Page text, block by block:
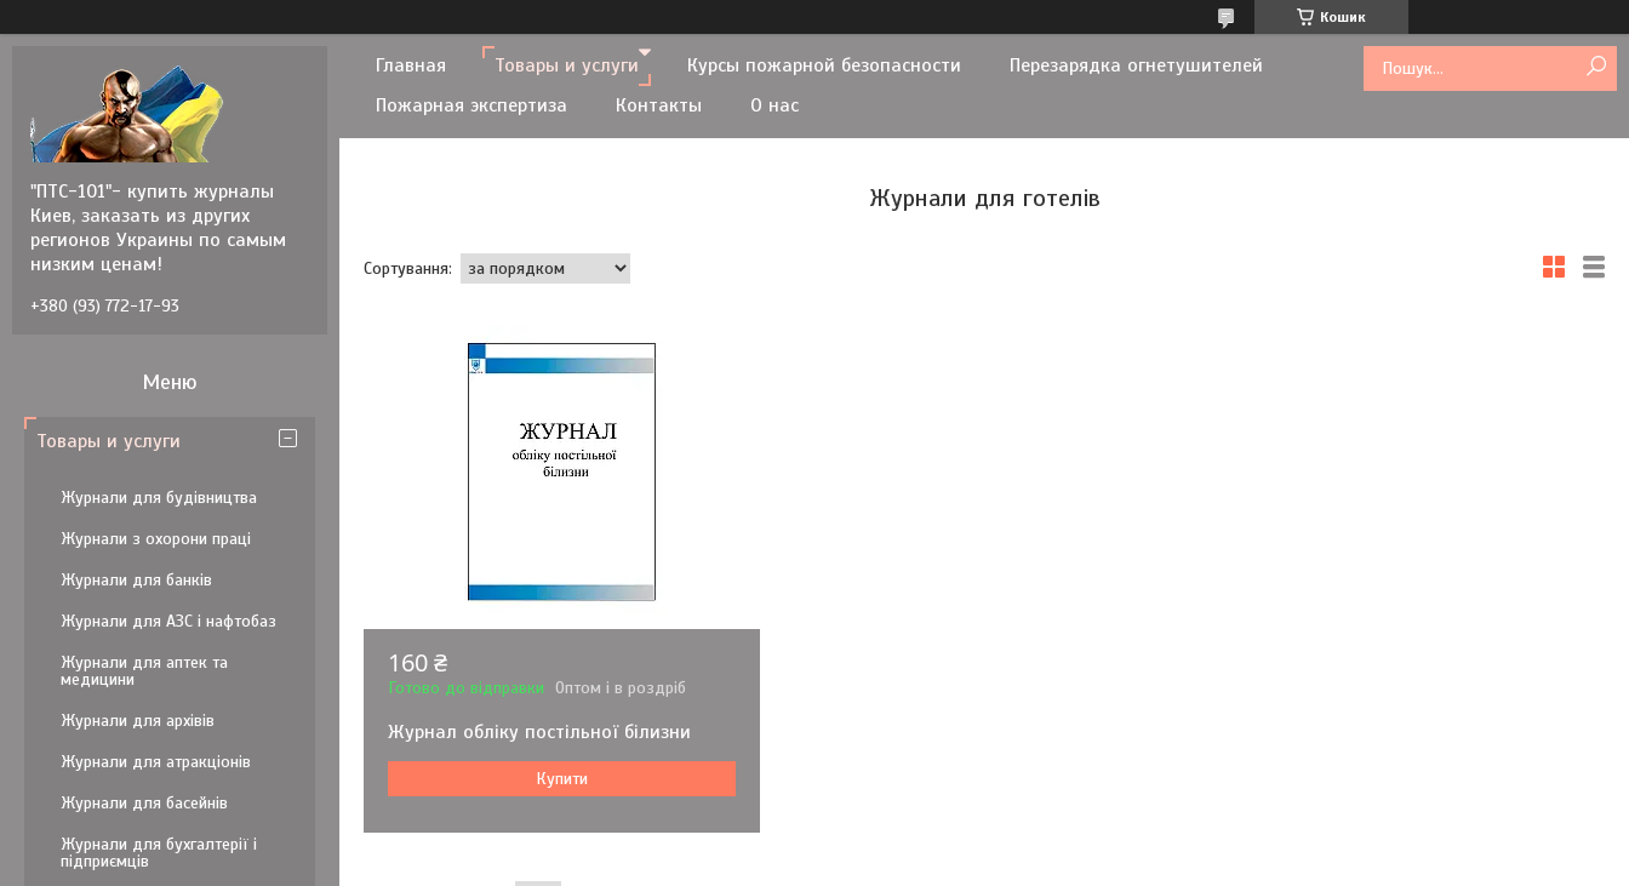
Кошик
Главная Товары и услуги Курсы пожарной безопасности
Перезарядка огнетушителей
Пожарная экспертиза
Контакты О нас
Журнали для готелів
160 ₴
Готово до відправки Оптом і в роздріб
Журнал обліку постільної білизни
Купити
"ПТС-101"- купить журналы
Киев, заказать из других
регионов Украины по самым
низким ценам!
+380 (93) 772-17-93
Товары и услуги
Журнали для будівництва
Журнали з охорони праці
Журнали для банків
Журнали для АЗС і нафтобаз
Журнали для аптек та
медицини
Журнали для архівів
Журнали для атракціонів
Журнали для басейнів
Журнали для бухгалтерії і
підприємців